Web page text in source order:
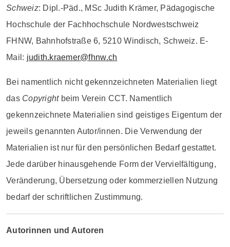
Schweiz: Dipl.-Päd., MSc Judith Krämer, Pädagogische
Hochschule der Fachhochschule Nordwestschweiz
FHNW, Bahnhofstraße 6, 5210 Windisch, Schweiz. E-
Mail: judith.kraemer@fhnw.ch
Bei namentlich nicht gekennzeichneten Materialien liegt
das Copyrightbeim Verein CCT. Namentlich
gekennzeichnete Materialien sind geistiges Eigentum der
jeweils genannten Autor/innen. Die Verwendung der
Materialien ist nur für den persönlichen Bedarf gestattet.
Jede darüber hinausgehende Form der Vervielfältigung,
Veränderung, Übersetzung oder kommerziellen Nutzung
bedarf der schriftlichen Zustimmung.
Autorinnen und Autoren